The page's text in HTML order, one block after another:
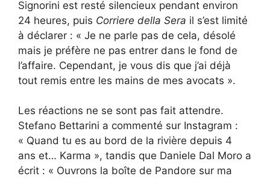
Signorini est resté silencieux pendant environ
24 heures, puis Corriere della Sera il s’est limité
à déclarer : « Je ne parle pas de cela, désolé
mais je préfère ne pas entrer dans le fond de
l’affaire. Cependant, je vous dis que j’ai déjà
tout remis entre les mains de mes avocats ».
Les réactions ne se sont pas fait attendre.
Stefano Bettarini a commenté sur Instagram :
« Quand tu es au bord de la rivière depuis 4
ans et… Karma », tandis que Daniele Dal Moro a
écrit : « Ouvrons la boîte de Pandore sur ma